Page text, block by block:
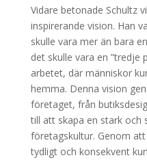
Vidare betonade Schultz
inspirerande vision. Han
skulle vara mer än bara
det skulle vara en ”tredje
arbetet, där människor
hemma. Denna vision
företaget, från
till att skapa en stark och
företagskultur. Genom
tydligt och konsekvent